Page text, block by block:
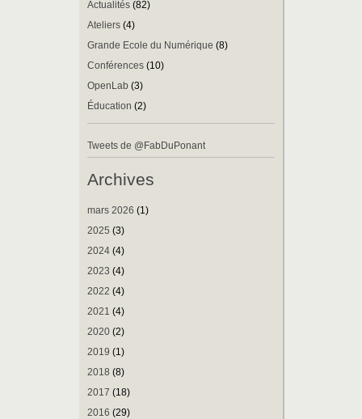
Actualités (82)
Ateliers (4)
Grande Ecole du Numérique (8)
Conférences (10)
OpenLab (3)
Éducation (2)
Tweets de @FabDuPonant
Archives
mars 2026 (1)
2025 (3)
2024 (4)
2023 (4)
2022 (4)
2021 (4)
2020 (2)
2019 (1)
2018 (8)
2017 (18)
2016 (29)